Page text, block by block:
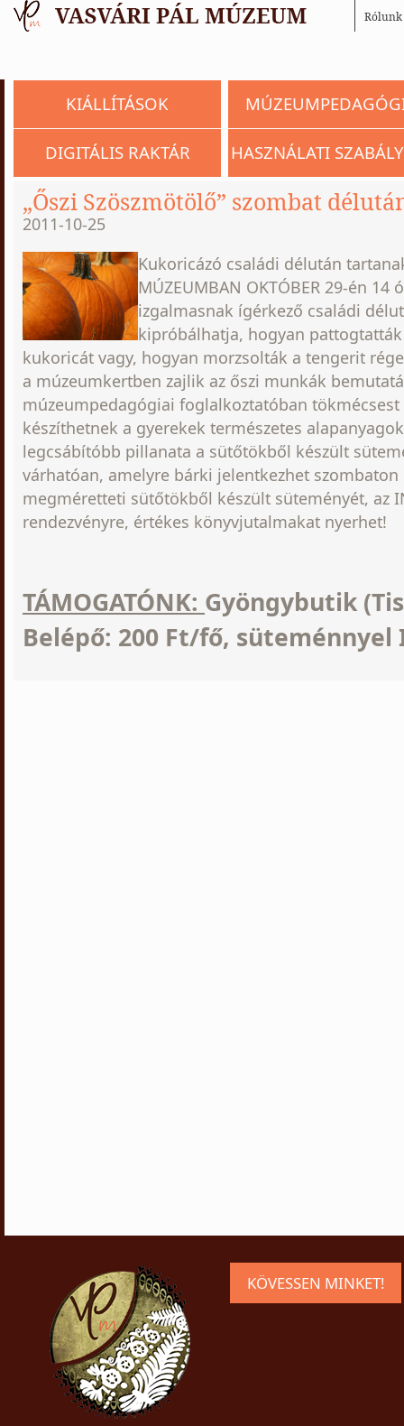
Rólunk
KIÁLLÍTÁSOK
DIGITÁLIS RAKTÁR HASZNÁLATI
„Őszi Szöszmötölő” szombat
2011-10-25
Kukoricázó családi délután tartanak
MÚZEUMBAN OKTÓBER 29-én 14
izgalmasnak ígérkező családi
kipróbálhatja, hogyan
kukoricát vagy, hogyan morzsolták a tengerit
a múzeumkertben zajlik az őszi munkák
múzeumpedagógiai foglalkoztatóban
készíthetnek a gyerekek természetes
legcsábítóbb pillanata a sütőtökből készült
várhatóan, amelyre bárki jelentkezhet
megméretteti sütőtökből készült süteményét, az
rendezvényre, értékes könyvjutalmakat nyerhet!
TÁMOGATÓNK: Gyöngybutik
Belépő: 200 Ft/fő, süteménnyel
KÖVESSEN MINKET!